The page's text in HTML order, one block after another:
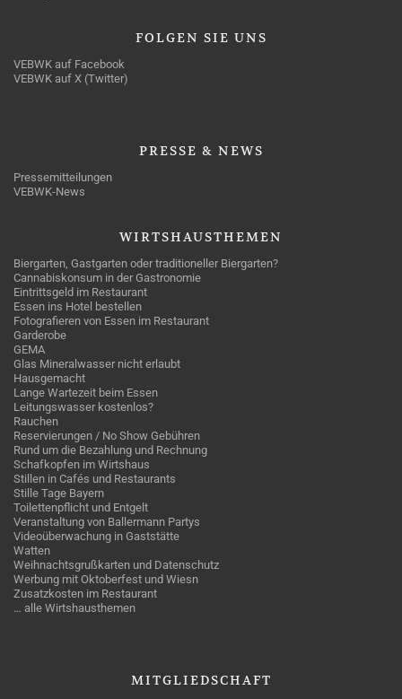
FOLGEN SIE UNS
VEBWK auf Facebook
VEBWK auf X (Twitter)
PRESSE & NEWS
Pressemitteilungen
VEBWK-News
WIRTSHAUSTHEMEN
Biergarten, Gastgarten oder traditioneller Biergarten?
Cannabiskonsum in der Gastronomie
Eintrittsgeld im Restaurant
Essen ins Hotel bestellen
Fotografieren von Essen im Restaurant
Garderobe
GEMA
Glas Mineralwasser nicht erlaubt
Hausgemacht
Lange Wartezeit beim Essen
Leitungswasser kostenlos?
Rauchen
Reservierungen / No Show Gebühren
Rund um die Bezahlung und Rechnung
Schafkopfen im Wirtshaus
Stillen in Cafés und Restaurants
Stille Tage Bayern
Toilettenpflicht und Entgelt
Veranstaltung von Ballermann Partys
Videoüberwachung in Gaststätte
Watten
Weihnachtsgrußkarten und Datenschutz
Werbung mit Oktoberfest und Wiesn
Zusatzkosten im Restaurant
… alle Wirtshausthemen
MITGLIEDSCHAFT